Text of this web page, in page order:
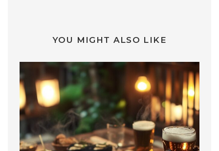
YOU MIGHT ALSO LIKE